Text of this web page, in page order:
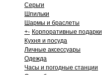
Серьги
Шпильки
Шармы и браслеты
+- Корпоративные подарки
Кухня и посуда
Личные аксессуары
Одежда
Часы и погодные станции